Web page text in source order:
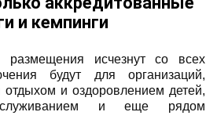
и кемпинги
размещения исчезнут со всех
будут для организаций,
отдыхом и оздоровлением детей,
и еще рядом